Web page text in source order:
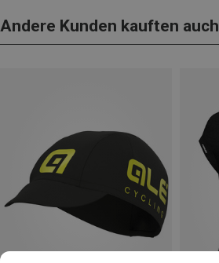
Andere Kunden kauften auch